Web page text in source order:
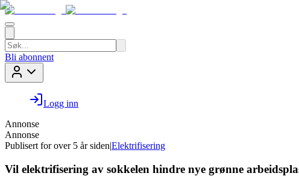
Bli abonnent
Logg inn
Annonse
Annonse
Publisert for over 5 år siden|Elektrifisering
Vil elektrifisering av sokkelen hindre nye grønne